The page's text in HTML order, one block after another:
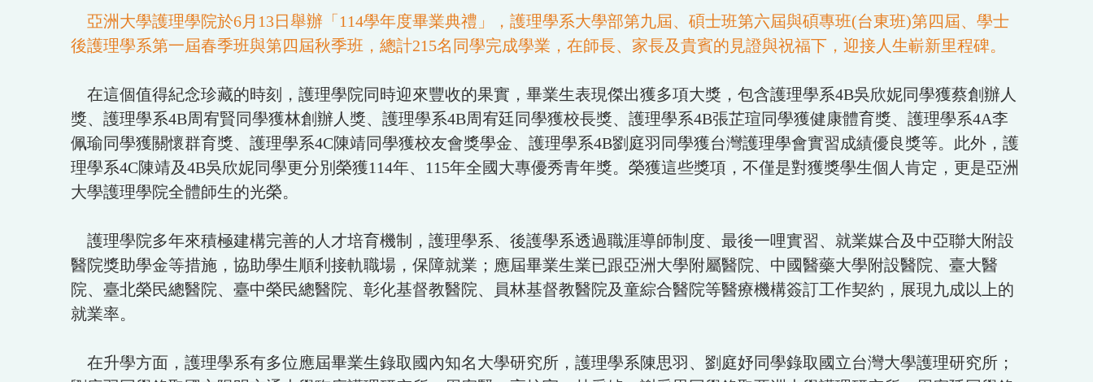
亞洲大學護理學院於6月13日舉辦「114學年度畢業典禮」，護理學系大學部第九屆、碩士班第六屆與碩專班(台東班)第四屆、學士
後護理學系第一屆春季班與第四屆秋季班，總計215名同學完成學業，在師長、家長及貴賓的見證與祝福下，迎接人生嶄新里程碑。
在這個值得紀念珍藏的時刻，護理學院同時迎來豐收的果實，畢業生表現傑出獲多項大獎，包含護理學系4B吳欣妮同學獲蔡創辦人
獎、護理學系4B周宥賢同學獲林創辦人獎、護理學系4B周宥廷同學獲校長獎、護理學系4B張芷瑄同學獲健康體育獎、護理學系4A李
佩瑜同學獲關懷群育獎、護理學系4C陳靖同學獲校友會獎學金、護理學系4B劉庭羽同學獲台灣護理學會實習成績優良獎等。此外，護
理學系4C陳靖及4B吳欣妮同學更分別榮獲114年、115年全國大專優秀青年獎。榮獲這些獎項，不僅是對獲獎學生個人肯定，更是亞洲
大學護理學院全體師生的光榮。
護理學院多年來積極建構完善的人才培育機制，護理學系、後護學系透過職涯導師制度、最後一哩實習、就業媒合及中亞聯大附設
醫院獎助學金等措施，協助學生順利接軌職場，保障就業；應屆畢業生業已跟亞洲大學附屬醫院、中國醫藥大學附設醫院、臺大醫
院、臺北榮民總醫院、臺中榮民總醫院、彰化基督教醫院、員林基督教醫院及童綜合醫院等醫療機構簽訂工作契約，展現九成以上的
就業率。
在升學方面，護理學系有多位應屆畢業生錄取國內知名大學研究所，護理學系陳思羽、劉庭妤同學錄取國立台灣大學護理研究所；